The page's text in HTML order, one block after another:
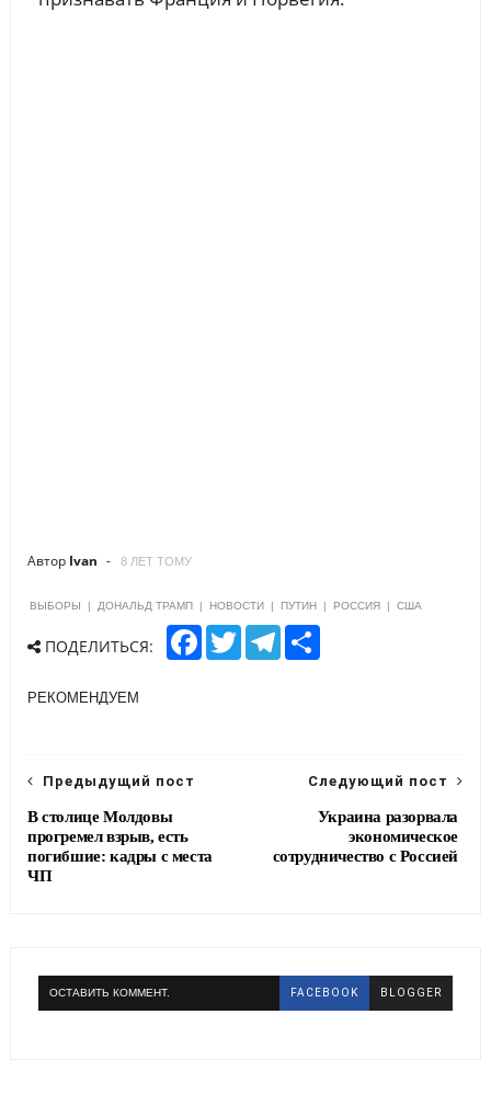
Автор Ivan 8 ЛЕТ ТОМУ
ВЫБОРЫ | ДОНАЛЬД ТРАМП | НОВОСТИ | ПУТИН | РОССИЯ | США
ПОДЕЛИТЬСЯ:
F
T
T
e
S
РЕКОМЕНДУЕМ
Следующий пост
Украина разорвала
экономическое
сотрудничество с Россией
Предыдущий пост
В столице Молдовы
прогремел взрыв, есть
погибшие: кадры с места
ЧП
ОСТАВИТЬ КОММЕНТ. FACEBOOK BLOGGER